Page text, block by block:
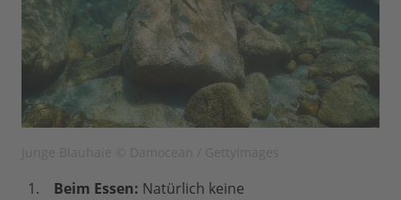
Beim Essen: Natürlich keine